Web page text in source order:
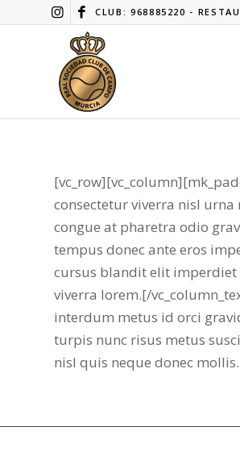
CLUB: 968885220 -
consectetur viverra nisl
congue at pharetra odio
tempus donec ante eros
cursus blandit elit imperdiet
viverra lorem.[/
interdum metus id orci
turpis nunc risus metus
nisl quis neque donec